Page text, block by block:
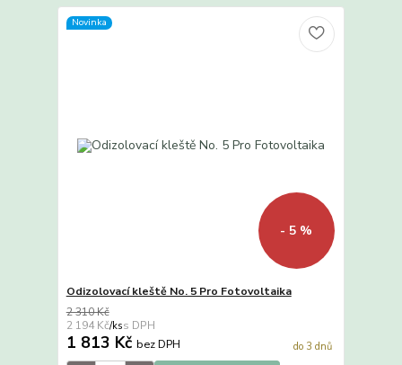
Novinka
- 5 %
Odizolovací kleště No. 5 Pro Fotovoltaika
2 310 Kč
2 194 Kč/ks
1 813 Kč bez DPH do 3 dnů